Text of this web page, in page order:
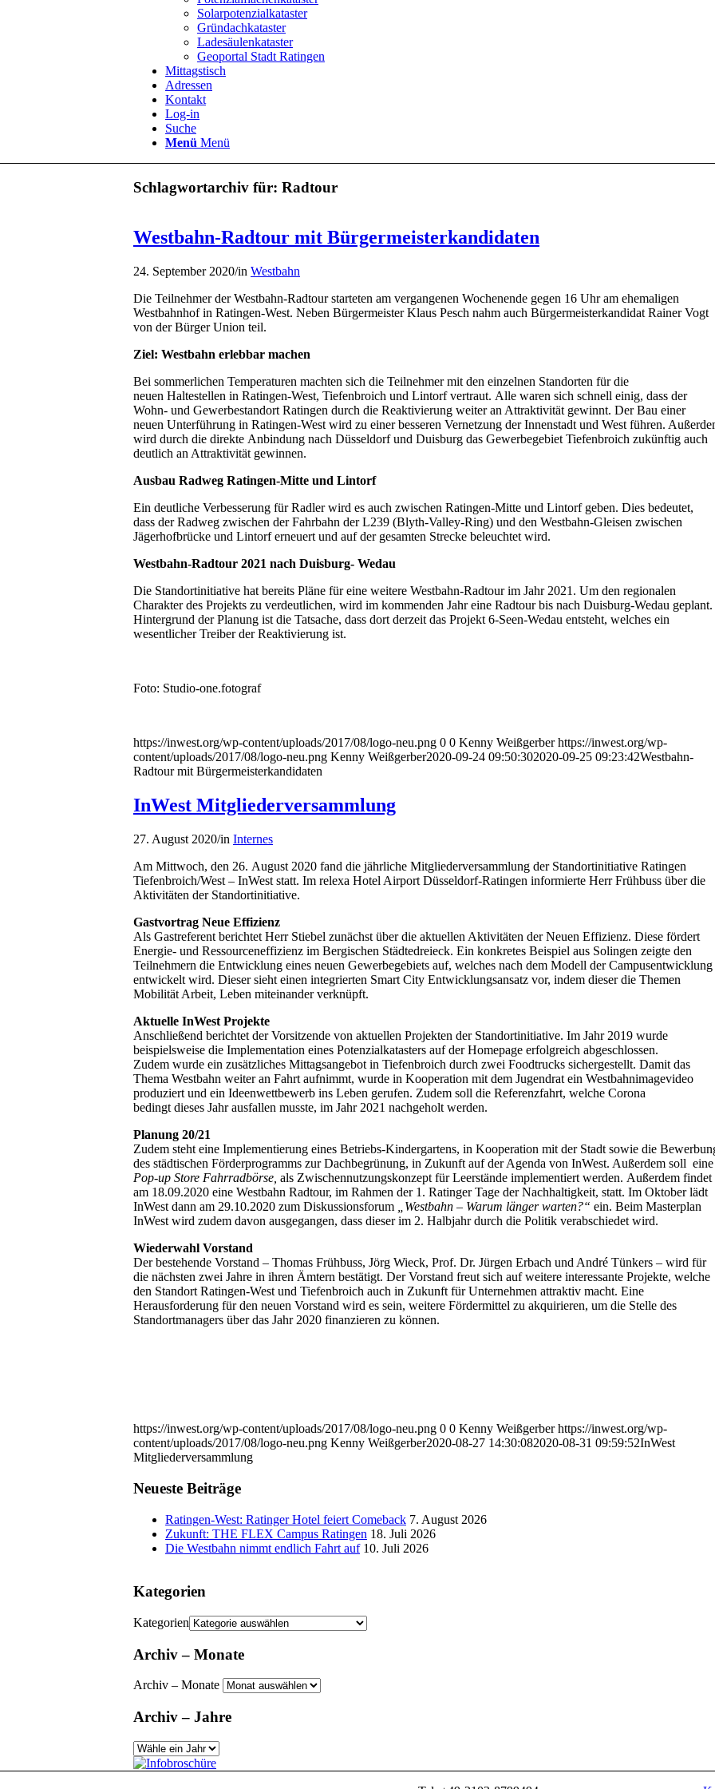
Solarpotenzialkataster
Gründachkataster
Ladesäulenkataster
Geoportal Stadt Ratingen
Mittagstisch
Adressen
Kontakt
Log-in
Suche
Menü Menü
Schlagwortarchiv für: Radtour
Westbahn-Radtour mit Bürgermeisterkandidaten
24. September 2020/in Westbahn
Die Teilnehmer der Westbahn-Radtour starteten am vergangenen Wochenende gegen 16 Uhr am ehemaligen
Westbahnhof in Ratingen-West. Neben Bürgermeister Klaus Pesch nahm auch Bürgermeisterkandidat Rainer Vogt
von der Bürger Union teil.
Ziel: Westbahn erlebbar machen
Bei sommerlichen Temperaturen machten sich die Teilnehmer mit den einzelnen Standorten für die
neuen Haltestellen in Ratingen-West, Tiefenbroich und Lintorf vertraut. Alle waren sich schnell einig, dass der
Wohn- und Gewerbestandort Ratingen durch die Reaktivierung weiter an Attraktivität gewinnt. Der Bau einer
neuen Unterführung in Ratingen-West wird zu einer besseren Vernetzung der Innenstadt und West führen.
wird durch die direkte Anbindung nach Düsseldorf und Duisburg das Gewerbegebiet Tiefenbroich zukünftig auch
deutlich an Attraktivität gewinnen.
Ausbau Radweg Ratingen-Mitte und Lintorf
Ein deutliche Verbesserung für Radler wird es auch zwischen Ratingen-Mitte und Lintorf geben. Dies bedeutet,
dass der Radweg zwischen der Fahrbahn der L239 (Blyth-Valley-Ring) und den Westbahn-Gleisen zwischen
Jägerhofbrücke und Lintorf erneuert und auf der gesamten Strecke beleuchtet wird.
Westbahn-Radtour 2021 nach Duisburg- Wedau
Die Standortinitiative hat bereits Pläne für eine weitere Westbahn-Radtour im Jahr 2021. Um den regionalen
Charakter des Projekts zu verdeutlichen, wird im kommenden Jahr eine Radtour bis nach Duisburg-Wedau geplant.
Hintergrund der Planung ist die Tatsache, dass dort derzeit das Projekt 6-Seen-Wedau entsteht, welches ein
wesentlicher Treiber der Reaktivierung ist.
Foto: Studio-one.fotograf
https://inwest.org/wp-content/uploads/2017/08/logo-neu.png 0 0 Kenny Weißgerber https://inwest.org/wp-
content/uploads/2017/08/logo-neu.png Kenny Weißgerber2020-09-24 09:50:302020-09-25 09:23:42Westbahn-
Radtour mit Bürgermeisterkandidaten
InWest Mitgliederversammlung
27. August 2020/in Internes
Am Mittwoch, den 26. August 2020 fand die jährliche Mitgliederversammlung der Standortinitiative Ratingen
Tiefenbroich/West – InWest statt. Im relexa Hotel Airport Düsseldorf-Ratingen informierte Herr Frühbuss über die
Aktivitäten der Standortinitiative.
Gastvortrag Neue Effizienz
Als Gastreferent berichtet Herr Stiebel zunächst über die aktuellen Aktivitäten der Neuen Effizienz. Diese fördert
Energie- und Ressourceneffizienz im Bergischen Städtedreieck. Ein konkretes Beispiel aus Solingen zeigte den
Teilnehmern die Entwicklung eines neuen Gewerbegebiets auf, welches nach dem Modell der Campusentwicklung
entwickelt wird. Dieser sieht einen integrierten Smart City Entwicklungsansatz vor, indem dieser die Themen
Mobilität Arbeit, Leben miteinander verknüpft.
Aktuelle InWest Projekte
Anschließend berichtet der Vorsitzende von aktuellen Projekten der Standortinitiative. Im Jahr 2019 wurde
beispielsweise die Implementation eines Potenzialkatasters auf der Homepage erfolgreich abgeschlossen.
Zudem wurde ein zusätzliches Mittagsangebot in Tiefenbroich durch zwei Foodtrucks sichergestellt. Damit das
Thema Westbahn weiter an Fahrt aufnimmt, wurde in Kooperation mit dem Jugendrat ein Westbahnimagevideo
produziert und ein Ideenwettbewerb ins Leben gerufen. Zudem soll die Referenzfahrt, welche Corona
bedingt dieses Jahr ausfallen musste, im Jahr 2021 nachgeholt werden.
Planung 20/21
Zudem steht eine Implementierung eines Betriebs-Kindergartens, in Kooperation mit der Stadt sowie die
des städtischen Förderprogramms zur Dachbegrünung, in Zukunft auf der Agenda von InWest. Außerdem soll eine
Pop-up Store Fahrradbörse, als Zwischennutzungskonzept für Leerstände implementiert werden. Außerdem findet
am 18.09.2020 eine Westbahn Radtour, im Rahmen der 1. Ratinger Tage der Nachhaltigkeit, statt. Im Oktober lädt
InWest dann am 29.10.2020 zum Diskussionsforum
„Westbahn – Warum länger warten?“ ein. Beim Masterplan
InWest wird zudem davon ausgegangen, dass dieser im 2. Halbjahr durch die Politik verabschiedet wird.
Wiederwahl Vorstand
Der bestehende Vorstand – Thomas Frühbuss, Jörg Wieck, Prof. Dr. Jürgen Erbach und André Tünkers – wird für
die nächsten zwei Jahre in ihren Ämtern bestätigt. Der Vorstand freut sich auf weitere interessante Projekte, welche
den Standort Ratingen-West und Tiefenbroich auch in Zukunft für Unternehmen attraktiv macht. Eine
Herausforderung für den neuen Vorstand wird es sein, weitere Fördermittel zu akquirieren, um die Stelle des
Standortmanagers über das Jahr 2020 finanzieren zu können.
https://inwest.org/wp-content/uploads/2017/08/logo-neu.png 0 0 Kenny Weißgerber https://inwest.org/wp-
content/uploads/2017/08/logo-neu.png Kenny Weißgerber2020-08-27 14:30:082020-08-31 09:59:52InWest
Mitgliederversammlung
Neueste Beiträge
Ratingen-West: Ratinger Hotel feiert Comeback 7. August 2026
Zukunft: THE FLEX Campus Ratingen 18. Juli 2026
Die Westbahn nimmt endlich Fahrt auf 10. Juli 2026
Kategorien
Kategorien
Archiv – Monate
Archiv – Monate
Archiv – Jahre